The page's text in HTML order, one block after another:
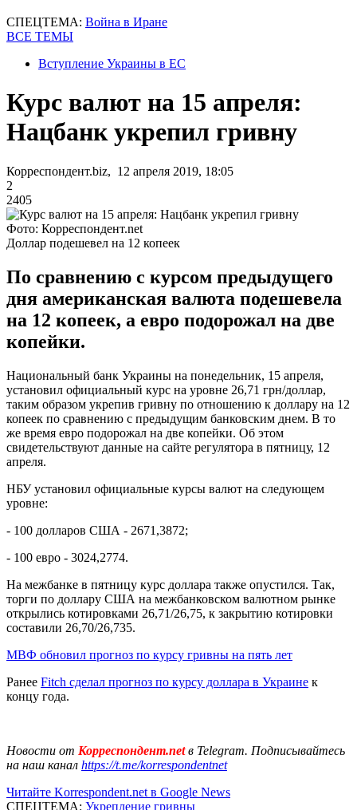
СПЕЦТЕМА: Война в Иране
ВСЕ ТЕМЫ
Вступление Украины в ЕС
Курс валют на 15 апреля:
Нацбанк укрепил гривну
Корреспондент.biz, 12 апреля 2019, 18:05
2
2405
Фото: Корреспондент.net
Доллар подешевел на 12 копеек
По сравнению с курсом предыдущего
дня американская валюта подешевела
на 12 копеек, а евро подорожал на две
копейки.
Национальный банк Украины на понедельник, 15 апреля,
установил официальный курс на уровне 26,71 грн/доллар,
таким образом укрепив гривну по отношению к доллару на 12
копеек по сравнению с предыдущим банковским днем. В то
же время евро подорожал на две копейки. Об этом
свидетельствуют данные на сайте регулятора в пятницу, 12
апреля.
НБУ установил официальные курсы валют на следующем
уровне:
- 100 долларов США - 2671,3872;
- 100 евро - 3024,2774.
На межбанке в пятницу курс доллара также опустился. Так,
торги по доллару США на межбанковском валютном рынке
открылись котировками 26,71/26,75, к закрытию котировки
составили 26,70/26,735.
МВФ обновил прогноз по курсу гривны на пять лет
Ранее Fitch сделал прогноз по курсу доллара в Украине к
концу года.
Новости от Корреспондент.netв Telegram. Подписывайтесь
на наш канал https://t.me/korrespondentnet
Читайте Korrespondent.net в Google News
СПЕЦТЕМА: Укрепление гривны